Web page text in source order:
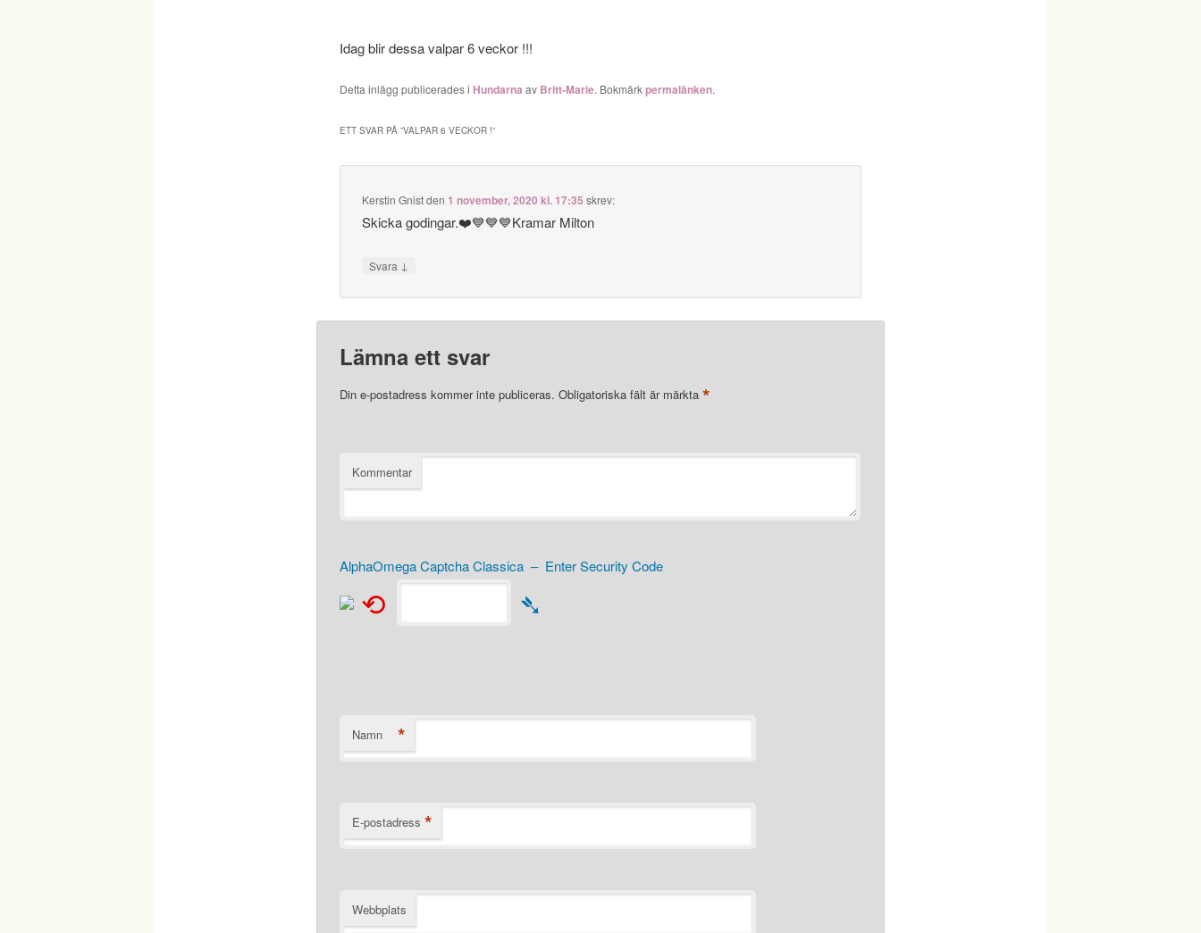
Idag blir dessa valpar 6 veckor !!!
Detta inlägg publicerades i Hundarna av Britt-Marie. Bokmärkpermalänken.
ETT SVAR PÅ ”VALPAR 6 VECKOR !”
Kerstin Gnistden 1 november, 2020 kl. 17:35 skrev:
Skicka godingar.❤️💙💙💙Kramar Milton
Svara ↓
Lämna ett svar
Din e-postadress kommer inte publiceras. Obligatoriska fält är märkta *
Kommentar
AlphaOmega Captcha Classica – Enter Security Code
⟲ ➴
Namn *
E-postadress *
Webbplats